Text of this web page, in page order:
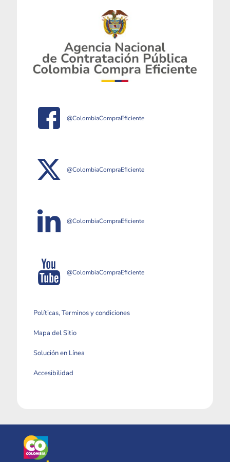
@ColombiaCompraEficiente
@ColombiaCompraEficiente
@ColombiaCompraEficiente
@ColombiaCompraEficiente
Políticas, Terminos y condiciones
Mapa del Sitio
Solución en Línea
Accesibilidad